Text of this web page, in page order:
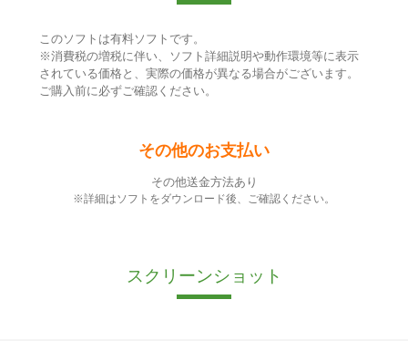
このソフトは有料ソフトです。
※消費税の増税に伴い、ソフト詳細説明や動作環境等に表示
されている価格と、実際の価格が異なる場合がございます。
ご購入前に必ずご確認ください。
その他のお支払い
その他送金方法あり
※詳細はソフトをダウンロード後、ご確認ください。
スクリーンショット